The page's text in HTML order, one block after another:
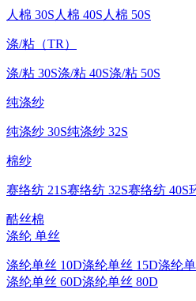
人棉 30S 人棉 40S 人棉 50S
涤/粘（TR）
涤/粘 30S涤/粘 40S涤/粘 50S
纯涤纱
纯涤纱 30S纯涤纱 32S
棉纱
赛络纺 21S赛络纺 32S赛络纺 40S
酷丝棉
涤纶 单丝
涤纶单丝 10D涤纶单丝 15D涤纶
涤纶单丝 60D涤纶单丝 80D